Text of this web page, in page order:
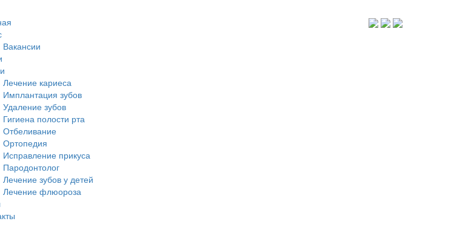
Вакансии
Лечение кариеса
Имплантация зубов
Удаление зубов
Гигиена полости рта
Отбеливание
Ортопедия
Исправление прикуса
Пародонтолог
Лечение зубов у детей
Лечение флюороза